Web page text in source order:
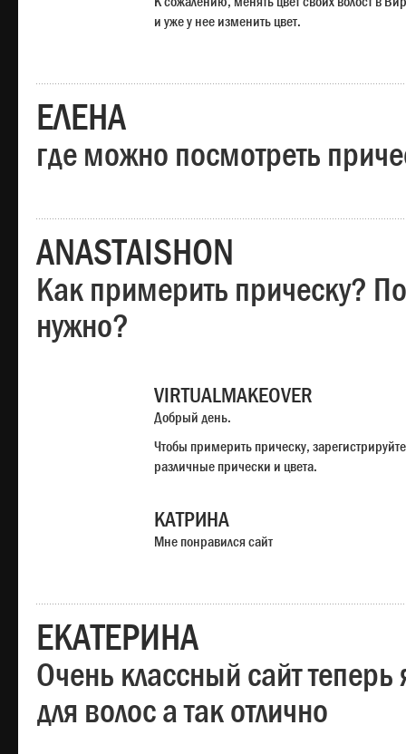
и уже у нее изменить цвет.
ЕЛЕНА
где можно посмотреть
ANASTAISHON
Как примерить прическу?
нужно?
VIRTUALMAKEOVER
Добрый день.
Чтобы примерить прическу,
различные прически и цвета.
КАТРИНА
Мне понравился сайт
ЕКАТЕРИНА
Очень классный сайт теперь
для волос а так отлично